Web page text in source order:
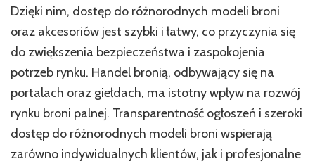
Dzięki nim, dostęp do różnorodnych modeli broni
oraz akcesoriów jest szybki i łatwy, co przyczynia się
do zwiększenia bezpieczeństwa i zaspokojenia
potrzeb rynku. Handel bronią, odbywający się na
portalach oraz giełdach, ma istotny wpływ na rozwój
rynku broni palnej. Transparentność ogłoszeń i szeroki
dostęp do różnorodnych modeli broni wspierają
zarówno indywidualnych klientów, jak i profesjonalne